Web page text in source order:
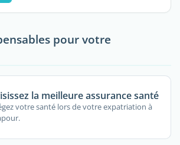
pour votre
la meilleure assurance santé
votre santé lors de votre expatriation à